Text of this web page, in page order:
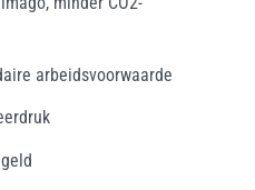
arbeidsvoorwaarde